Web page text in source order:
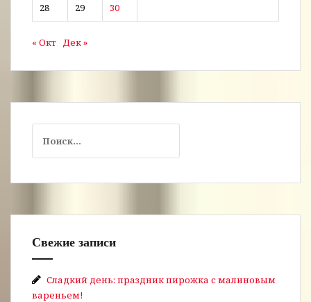
28 29 30
« Окт Дек »
Свежие записи
Сладкий день: праздник пирожка с малиновым
вареньем!